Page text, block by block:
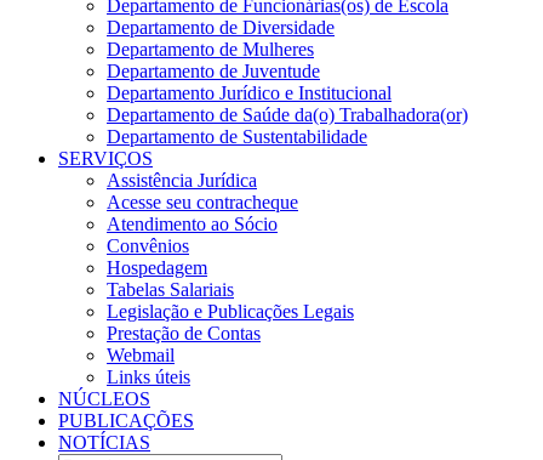
Departamento de Funcionárias(os) de Escola
Departamento de Diversidade
Departamento de Mulheres
Departamento de Juventude
Departamento Jurídico e Institucional
Departamento de Saúde da(o) Trabalhadora(or)
Departamento de Sustentabilidade
SERVIÇOS
Assistência Jurídica
Acesse seu contracheque
Atendimento ao Sócio
Convênios
Hospedagem
Tabelas Salariais
Legislação e Publicações Legais
Prestação de Contas
Webmail
Links úteis
NÚCLEOS
PUBLICAÇÕES
NOTÍCIAS